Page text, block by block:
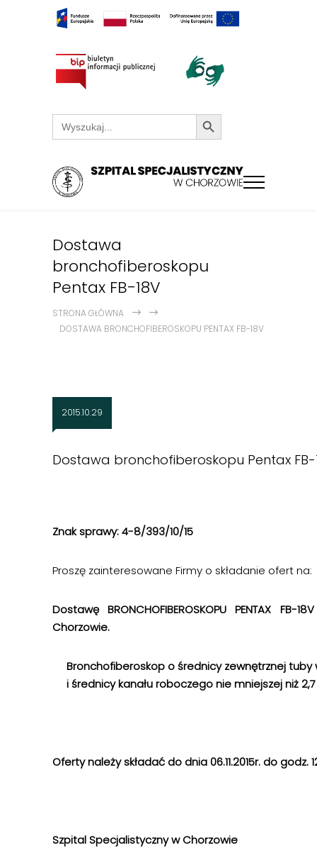
Search
for:
Search Button
Dostawa
bronchofiberoskopu
Pentax FB-18V
STRONA GŁÓWNA
DOSTAWA BRONCHOFIBEROSKOPU PENTAX FB-18V
2015.10.29
Dostawa bronchofiberoskopu Pentax FB-
Znak sprawy: 4-8/393/10/15
Proszę zainteresowane Firmy o składanie ofert na:
Dostawę BRONCHOFIBEROSKOPU PENTAX
Chorzowie.
Bronchofiberoskop o średnicy zewnętrznej tuby
i średnicy kanału roboczego nie mniejszej niż
Oferty należy składać do dnia 06.11.2015r. do godz.
Szpital Specjalistyczny w Chorzowie